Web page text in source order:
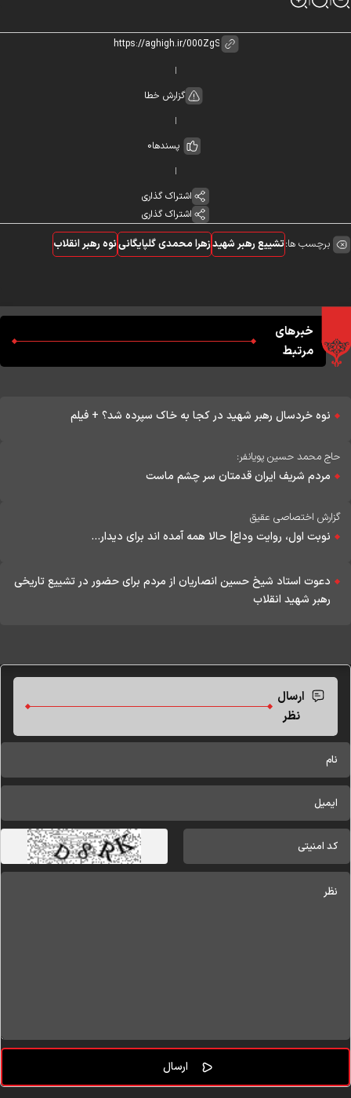
گزارش خطا
پسندها0
اشتراک گذاری
اشتراک گذاری
برچسب ها:تشییع رهبر شهیدزهرا محمدی گلپایگانینوه رهبر انقلاب
خبرهای
مرتبط
نوه خردسال رهبر شهید در کجا به خاک سپرده شد؟ + فیلم
حاج محمد حسین پویانفر:
مردم شریف ایران قدمتان سر چشم ماست
گزارش اختصاصی عقیق
نوبت اول، روایت وداع| حالا همه آمده اند برای دیدار...
دعوت استاد شیخ حسین انصاریان از مردم برای حضور در تشییع تاریخی
رهبر شهید انقلاب
ارسال
نظر